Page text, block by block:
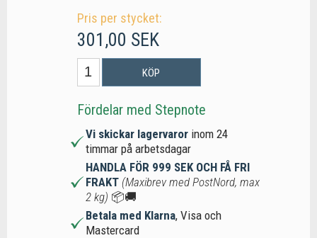
Pris per stycket:
301,00 SEK
KÖP
Fördelar med Stepnote
Vi skickar lagervaror inom 24
timmar på arbetsdagar
HANDLA FÖR 999 SEK OCH FÅ FRI
FRAKT (Maxibrev med PostNord, max
2 kg) 📦🚚
Betala med Klarna, Visa och
Mastercard